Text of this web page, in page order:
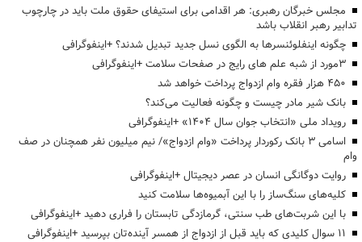
مجلس خبرگان رهبری: هر اقدامی برای استیفای حقوق ملت باید در چارچوب
تدابیر رهبر انقلاب باشد
چگونه اینفلوئنسرها به الگوی نسل جدید تبدیل شدند؟ +اینفوگرافی
3مورد از شبه علم های رایج در صفحات سلامت +اینفوگرافی
۴۵۰ هزار فقره وام ازدواج پرداخت خواهد شد
بانک شیر مادر چیست و چگونه فعالیت می‌کند؟
رویداد ملی «انتخاب جوان سال ۱۴۰۴» +اینفوگرافی
اسامی ۳ بانک رکوردار پرداخت «وام ازدواج»/ نیم میلیون نفر همچنان در صف
وام
روایت دوگانگی انسان در عصر دیجیتال +اینفوگرافی
کلیه‌های سنگ‌ساز را با این آبمیوه‌ها سلامت کنید
با این شربت‌های طب سنتی، گرمازدگی تابستان را فراری دهید +اینفوگرافی
۱۱ سوال کلیدی که باید قبل از ازدواج از همسر آینده‌تان بپرسید +اینفوگرافی